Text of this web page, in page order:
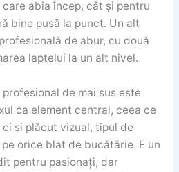
abia încep, cât și pentru
bine pusă la punct. Un alt
de abur, cu două
laptelui la un alt nivel.
de mai sus este
ca element central, ceea ce
și plăcut vizual, tipul de
orice blat de bucătărie. E un
pentru pasionați, dar